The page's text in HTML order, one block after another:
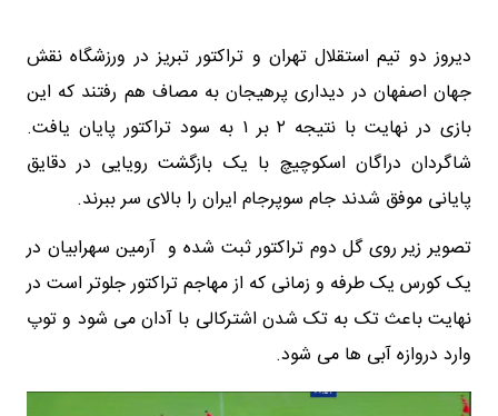
دیروز دو تیم استقلال تهران و تراکتور تبریز در ورزشگاه نقش
جهان اصفهان در دیداری پرهیجان به مصاف هم رفتند که این
بازی در نهایت با نتیجه ۲ بر ۱ به سود تراکتور پایان یافت.
شاگردان دراگان اسکوچیچ با یک بازگشت رویایی در دقایق
پایانی موفق شدند جام سوپرجام ایران را بالای سر ببرند.
تصویر زیر روی گل دوم تراکتور ثبت شده و آرمین سهرابیان در
یک کورس یک طرفه و زمانی که از مهاجم تراکتور جلوتر است در
نهایت باعث تک به تک شدن اشترکالی با آدان می شود و توپ
وارد دروازه آبی ها می شود.